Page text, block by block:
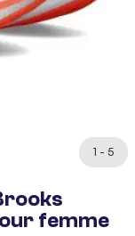
1 - 5
femme